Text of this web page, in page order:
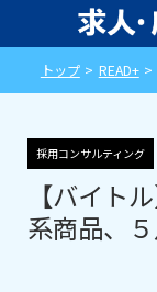
トップ > READ+ >
採用コンサルティング
【バイト
系商品、